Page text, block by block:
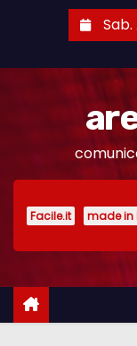
e
Facile.it made in